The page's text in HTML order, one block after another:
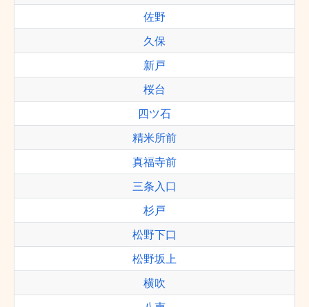
佐野
久保
新戸
桜台
四ツ石
精米所前
真福寺前
三条入口
杉戸
松野下口
松野坂上
横吹